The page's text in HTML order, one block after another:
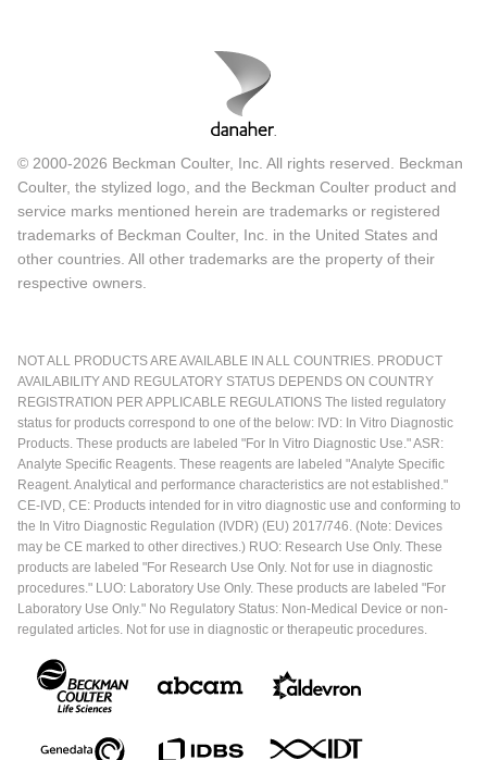
© 2000-2026 Beckman Coulter, Inc. All rights reserved. Beckman
Coulter, the stylized logo, and the Beckman Coulter product and
service marks mentioned herein are trademarks or registered
trademarks of Beckman Coulter, Inc. in the United States and
other countries. All other trademarks are the property of their
respective owners.
NOT ALL PRODUCTS ARE AVAILABLE IN ALL COUNTRIES. PRODUCT
AVAILABILITY AND REGULATORY STATUS DEPENDS ON COUNTRY
REGISTRATION PER APPLICABLE REGULATIONS The listed regulatory
status for products correspond to one of the below: IVD: In Vitro Diagnostic
Products. These products are labeled "For In Vitro Diagnostic Use." ASR:
Analyte Specific Reagents. These reagents are labeled "Analyte Specific
Reagent. Analytical and performance characteristics are not established."
CE-IVD, CE: Products intended for in vitro diagnostic use and conforming to
the In Vitro Diagnostic Regulation (IVDR) (EU) 2017/746. (Note: Devices
may be CE marked to other directives.) RUO: Research Use Only. These
products are labeled "For Research Use Only. Not for use in diagnostic
procedures." LUO: Laboratory Use Only. These products are labeled "For
Laboratory Use Only." No Regulatory Status: Non-Medical Device or non-
regulated articles. Not for use in diagnostic or therapeutic procedures.